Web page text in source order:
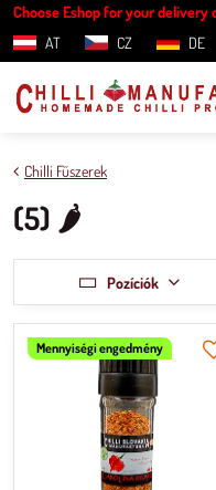
Choose Eshop for your delivery
AT
CZ DE
Chilli Fűszerek
(5) 🌶
Pozíciók
Mennyiségi engedmény